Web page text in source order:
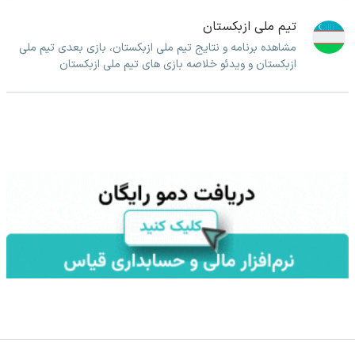
تیم ملی ازبکستان
مشاهده برنامه و نتایج تیم ملی ازبکستان، بازی بعدی تیم ملی
ازبکستان و ویدئو خلاصه بازی های تیم ملی ازبکستان